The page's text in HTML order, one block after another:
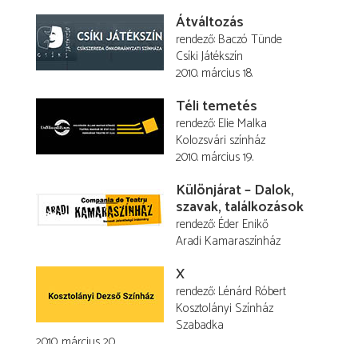
Átváltozás
rendező Baczó Tünde
Csíki Játékszín
2010. március 18.
Téli temetés
rendező Elie Malka
Kolozsvári színház
2010. március 19.
Különjárat – Dalok,
szavak, találkozások
rendező Éder Enikő
Aradi Kamaraszínház
X
rendező Lénárd Róbert
Kosztolányi Színház
Szabadka